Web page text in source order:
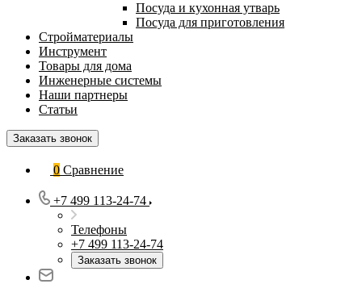
Посуда и кухонная утварь
Посуда для приготовления
Стройматериалы
Инструмент
Товары для дома
Инженерные системы
Наши партнеры
Статьи
Заказать звонок
0 Сравнение
+7 499 113-24-74
Телефоны
+7 499 113-24-74
Заказать звонок